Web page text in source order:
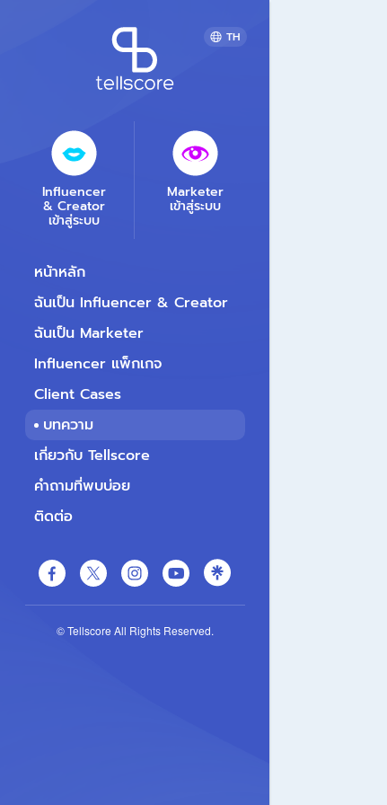
TH
Influencer
& Creator
เข้าสู่ระบบ
Marketer
เข้าสู่ระบบ
หน้าหลัก
ฉันเป็น Influencer & Creator
ฉันเป็น Marketer
Influencer แพ็กเกจ
Client Cases
บทความ
เกี่ยวกับ Tellscore
คำถามที่พบบ่อย
ติดต่อ
© Tellscore All Rights Reserved.